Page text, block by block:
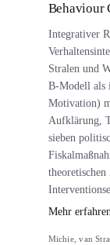
Behaviour
Integrativer
Stralen und
B-Modell als
Motivation)
Aufklärung,
sieben
Mehr
Michie, van